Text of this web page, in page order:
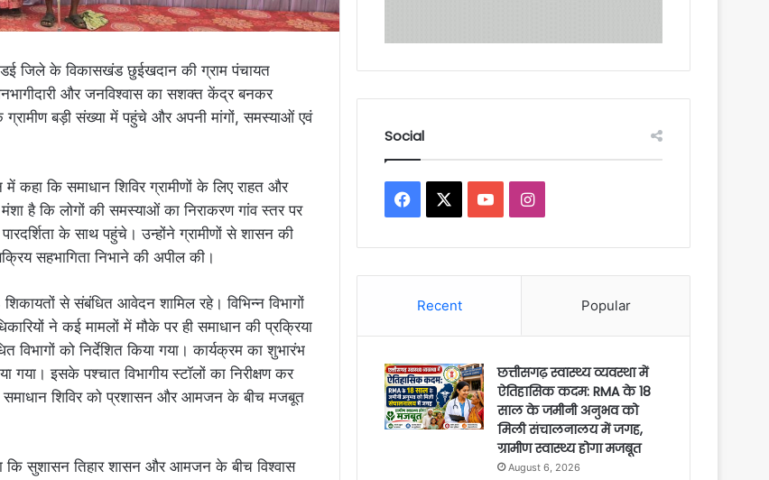
जिले के विकासखंड छुईखदान की ग्राम पंचायत
और जनविश्वास का सशक्त केंद्र बनकर
बड़ी संख्या में पहुंचे और अपनी मांगों, समस्याओं एवं
कहा कि समाधान शिविर ग्रामीणों के लिए राहत और
है कि लोगों की समस्याओं का निराकरण गांव स्तर पर
के साथ पहुंचे। उन्होंने ग्रामीणों से शासन की
सहभागिता निभाने की अपील की।
से संबंधित आवेदन शामिल रहे। विभिन्न विभागों
ने कई मामलों में मौके पर ही समाधान की प्रक्रिया
को निर्देशित किया गया। कार्यक्रम का शुभारंभ
गया। इसके पश्चात विभागीय स्टॉलों का निरीक्षण कर
ने समाधान शिविर को प्रशासन और आमजन के बीच मजबूत
कि सुशासन तिहार शासन और आमजन के बीच विश्वास
Social
Facebook YouTubeInstagram
Recent Popular
छत्तीसगढ़ स्वास्थ्य व्यवस्था में
ऐतिहासिक कदम: RMA के 18
साल के जमीनी अनुभव को
मिली संचालनालय में जगह,
ग्रामीण स्वास्थ्य होगा मजबूत
August 6, 2026